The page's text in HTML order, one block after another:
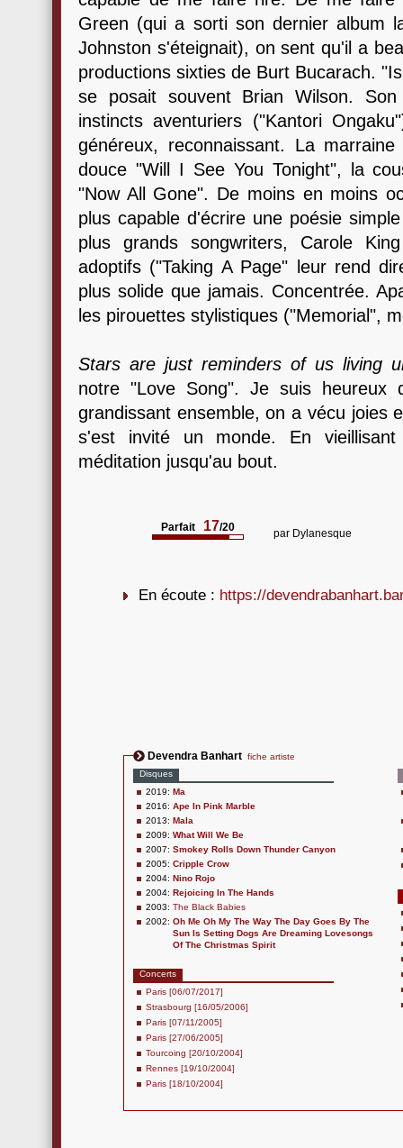
Green (qui a sorti son dernier album
Johnston s'éteignait), on sent qu'il a
productions sixties de Burt Bucarach.
se posait souvent Brian Wilson.
instincts aventuriers ("Kantori
généreux, reconnaissant. La
douce "Will I See You Tonight", la
"Now All Gone". De moins en moins
plus capable d'écrire une poésie
plus grands songwriters, Carole
adoptifs ("Taking A Page" leur rend
plus solide que jamais. Concentrée.
les pirouettes stylistiques ("Memorial",
Stars are just reminders of us living
notre "Love Song". Je suis
grandissant ensemble, on a vécu joies
s'est invité un monde. En
méditation jusqu'au bout.
Parfait 17/20 par Dylanesque
En écoute : https://
Devendra Banhart fiche artiste
Disques
2019: Ma
2016: Ape In Pink Marble
2013: Mala
2009: What Will We Be
2007: Smokey Rolls Down Thunder Canyon
2005: Cripple Crow
2004: Nino Rojo
2004: Rejoicing In The Hands
2003: The Black Babies
2002: Oh Me Oh My The Way The Day Goes By The
Sun Is Setting Dogs Are Dreaming Lovesongs
Of The Christmas Spirit
Concerts
Paris [06/07/2017]
Strasbourg [16/05/2006]
Paris [07/11/2005]
Paris [27/06/2005]
Tourcoing [20/10/2004]
Rennes [19/10/2004]
Paris [18/10/2004]